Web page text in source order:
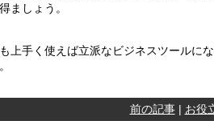
ましょう。
上手く使えば立派なビジネスツールに
前の記事| お役